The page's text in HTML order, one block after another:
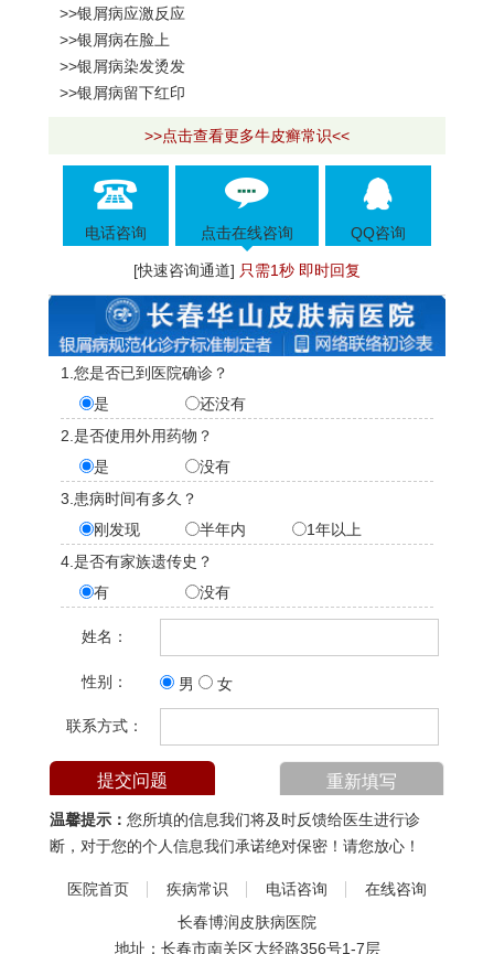
>>银屑病应激反应
>>银屑病在脸上
>>银屑病染发烫发
>>银屑病留下红印
>>点击查看更多牛皮癣常识<<
电话咨询 点击在线咨询 QQ咨询
[快速咨询通道] 只需1秒 即时回复
1.您是否已到医院确诊？
是
还没有
2.是否使用外用药物？
是
没有
3.患病时间有多久？
刚发现
半年内
1年以上
4.是否有家族遗传史？
有
没有
姓名：
性别： 男 女
联系方式：
温馨提示： 您所填的信息我们将及时反馈给医生进行诊
断，对于您的个人信息我们承诺绝对保密！请您放心！
医院首页 疾病常识 电话咨询
在线咨询
长春博润皮肤病医院
地址：长春市南关区大经路356号1-7层